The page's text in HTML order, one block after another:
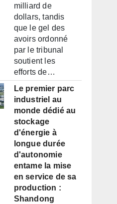
milliard de
dollars, tandis
que le gel des
avoirs ordonné
par le tribunal
soutient les
efforts de…
Le premier parc
industriel au
monde dédié au
stockage
d'énergie à
longue durée
d'autonomie
entame la mise
en service de sa
production :
Shandong